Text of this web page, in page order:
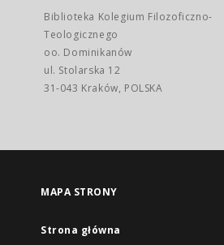
Biblioteka Kolegium Filozoficzno-
Teologicznego
oo. Dominikanów
ul. Stolarska 12
31-043 Kraków, POLSKA
MAPA STRONY
Strona główna